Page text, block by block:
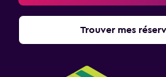
Trouver mes